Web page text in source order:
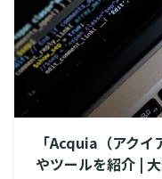
「Acquia（アク
やツールを紹介 |